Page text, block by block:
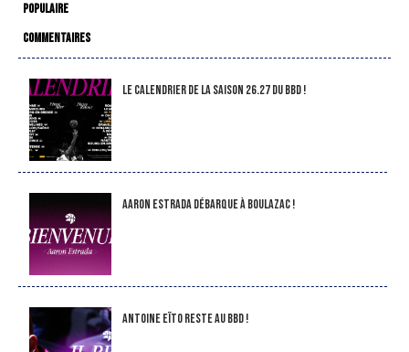
POPULAIRE
COMMENTAIRES
LE CALENDRIER DE LA SAISON 26.27 DU BBD !
Aaron Estrada débarque à Boulazac !
Antoine Eïto reste au BBD !